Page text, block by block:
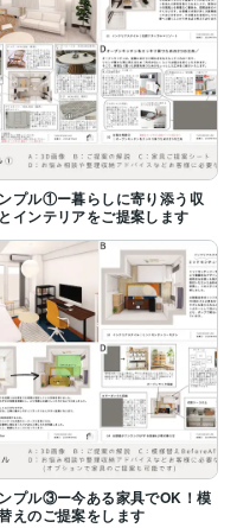
ーターを委託。
プル①ー暮らしに寄り添う収
インテリアをご提案します
プル③ー今ある家具でOK！模
えのご提案をします